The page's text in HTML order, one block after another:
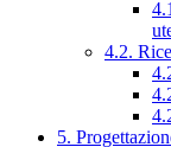
4.2.
5.